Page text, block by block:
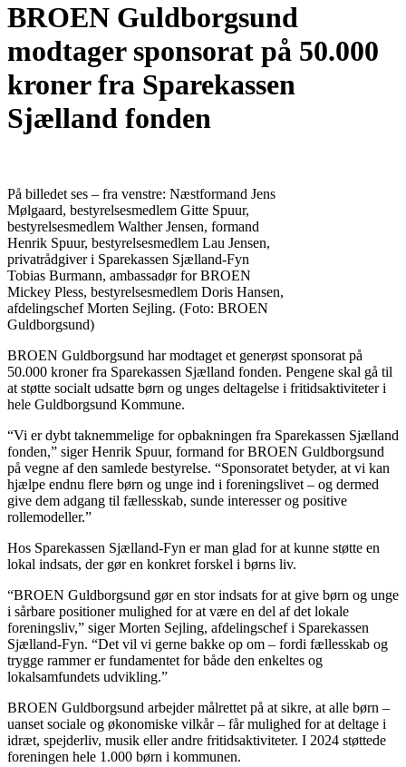
BROEN Guldborgsund
modtager sponsorat på 50.000
kroner fra Sparekassen
Sjælland fonden
På billedet ses – fra venstre: Næstformand Jens
Mølgaard, bestyrelsesmedlem Gitte Spuur,
bestyrelsesmedlem Walther Jensen, formand
Henrik Spuur, bestyrelsesmedlem Lau Jensen,
privatrådgiver i Sparekassen Sjælland-Fyn
Tobias Burmann, ambassadør for BROEN
Mickey Pless, bestyrelsesmedlem Doris Hansen,
afdelingschef Morten Sejling. (Foto: BROEN
Guldborgsund)
BROEN Guldborgsund har modtaget et generøst sponsorat på
50.000 kroner fra Sparekassen Sjælland fonden. Pengene skal gå til
at støtte socialt udsatte børn og unges deltagelse i fritidsaktiviteter i
hele Guldborgsund Kommune.
“Vi er dybt taknemmelige for opbakningen fra Sparekassen Sjælland
fonden,” siger Henrik Spuur, formand for BROEN Guldborgsund
på vegne af den samlede bestyrelse. “Sponsoratet betyder, at vi kan
hjælpe endnu flere børn og unge ind i foreningslivet – og dermed
give dem adgang til fællesskab, sunde interesser og positive
rollemodeller.”
Hos Sparekassen Sjælland-Fyn er man glad for at kunne støtte en
lokal indsats, der gør en konkret forskel i børns liv.
“BROEN Guldborgsund gør en stor indsats for at give børn og unge
i sårbare positioner mulighed for at være en del af det lokale
foreningsliv,” siger Morten Sejling, afdelingschef i Sparekassen
Sjælland-Fyn. “Det vil vi gerne bakke op om – fordi fællesskab og
trygge rammer er fundamentet for både den enkeltes og
lokalsamfundets udvikling.”
BROEN Guldborgsund arbejder målrettet på at sikre, at alle børn –
uanset sociale og økonomiske vilkår – får mulighed for at deltage i
idræt, spejderliv, musik eller andre fritidsaktiviteter. I 2024 støttede
foreningen hele 1.000 børn i kommunen.